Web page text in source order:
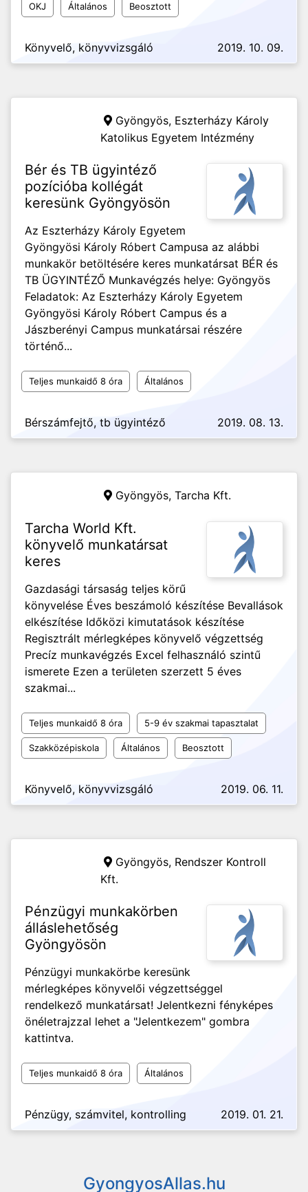
OKJ Általános Beosztott
Könyvelő, könyvvizsgáló 2019. 10. 09.
Gyöngyös, Eszterházy Károly
Katolikus Egyetem Intézmény
Bér és TB ügyintéző
pozícióba kollégát
keresünk Gyöngyösön
Az Eszterházy Károly Egyetem
Gyöngyösi Károly Róbert Campusa az alábbi
munkakör betöltésére keres munkatársat BÉR és
TB ÜGYINTÉZŐ Munkavégzés helye: Gyöngyös
Feladatok: Az Eszterházy Károly Egyetem
Gyöngyösi Károly Róbert Campus és a
Jászberényi Campus munkatársai részére
történő...
Teljes munkaidő 8 óra Általános
Bérszámfejtő, tb ügyintéző 2019. 08. 13.
Gyöngyös, Tarcha Kft.
Tarcha World Kft.
könyvelő munkatársat
keres
Gazdasági társaság teljes körű
könyvelése Éves beszámoló készítése Bevallások
elkészítése Időközi kimutatások készítése
Regisztrált mérlegképes könyvelő végzettség
Precíz munkavégzés Excel felhasználó szintű
ismerete Ezen a területen szerzett 5 éves
szakmai...
Teljes munkaidő 8 óra 5-9 év szakmai tapasztalat
Szakközépiskola Általános Beosztott
Könyvelő, könyvvizsgáló 2019. 06. 11.
Gyöngyös, Rendszer Kontroll
Kft.
Pénzügyi munkakörben
álláslehetőség
Gyöngyösön
Pénzügyi munkakörbe keresünk
mérlegképes könyvelői végzettséggel
rendelkező munkatársat! Jelentkezni fényképes
önéletrajzzal lehet a "Jelentkezem" gombra
kattintva.
Teljes munkaidő 8 óra Általános
Pénzügy, számvitel, kontrolling 2019. 01. 21.
GyongyosAllas.hu